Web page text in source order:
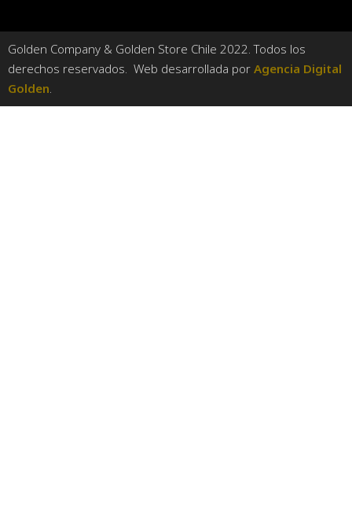
Golden Company & Golden Store Chile 2022. Todos los
derechos reservados. Web desarrollada por Agencia Digital
Golden